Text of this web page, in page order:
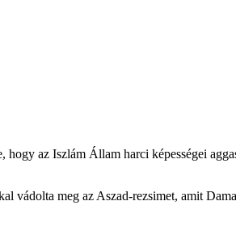
hogy az Iszlám Állam harci képességei
vádolta meg az Aszad-rezsimet, amit